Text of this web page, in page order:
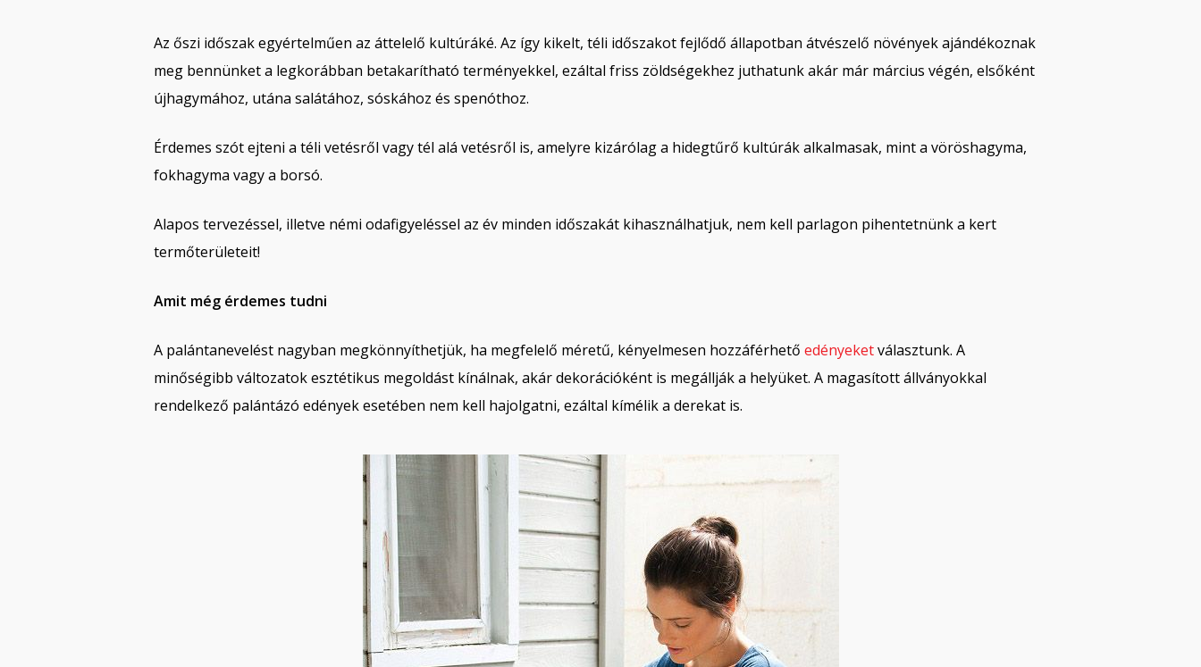
Az őszi időszak egyértelműen az áttelelő kultúráké. Az így kikelt, téli időszakot fejlődő állapotban átvészelő növények ajándékoznak
meg bennünket a legkorábban betakarítható terményekkel, ezáltal friss zöldségekhez juthatunk akár már március végén, elsőként
újhagymához, utána salátához, sóskához és spenóthoz.
Érdemes szót ejteni a téli vetésről vagy tél alá vetésről is, amelyre kizárólag a hidegtűrő kultúrák alkalmasak, mint a vöröshagyma,
fokhagyma vagy a borsó.
Alapos tervezéssel, illetve némi odafigyeléssel az év minden időszakát kihasználhatjuk, nem kell parlagon pihentetnünk a kert
termőterületeit!
Amit még érdemes tudni
A palántanevelést nagyban megkönnyíthetjük, ha megfelelő méretű, kényelmesen hozzáférhetőedényeketválasztunk. A
minőségibb változatok esztétikus megoldást kínálnak, akár dekorációként is megállják a helyüket. A magasított állványokkal
rendelkező palántázó edények esetében nem kell hajolgatni, ezáltal kímélik a derekat is.